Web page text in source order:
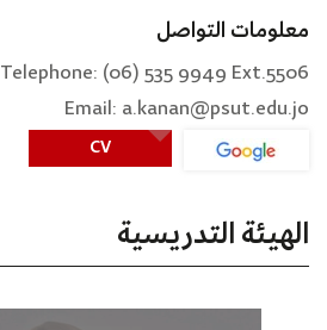
معلومات التواصل
Telephone: (06) 535 9949 Ext.5506
Email: a.kanan@psut.edu.jo
CV
الهيئة التدريسية